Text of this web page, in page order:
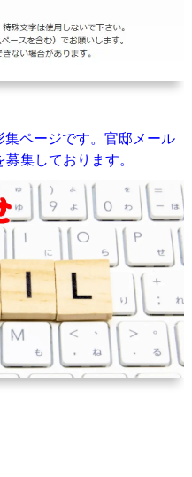
ページです。官邸メール
集しております。